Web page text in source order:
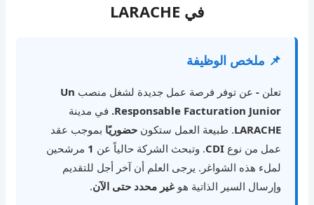
في LARACHE
📌 ملخص الوظيفة
تعلن - عن توفر فرصة عمل جديدة لشغل منصب Un
Responsable Facturation Junior. في مدينة
LARACHE. طبيعة العمل ستكون حضوريًا بموجب عقد
عمل من نوع CDI. وتبحث الشركة حالياً عن 1 مرشحين
لملء هذه الشواغر. يرجى العلم أن آخر أجل للتقديم
وإرسال السير الذاتية هو غير محدد حتى الآن.